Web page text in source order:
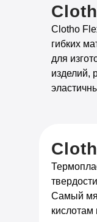
Clotho
гибких
для
изделий,
Самый